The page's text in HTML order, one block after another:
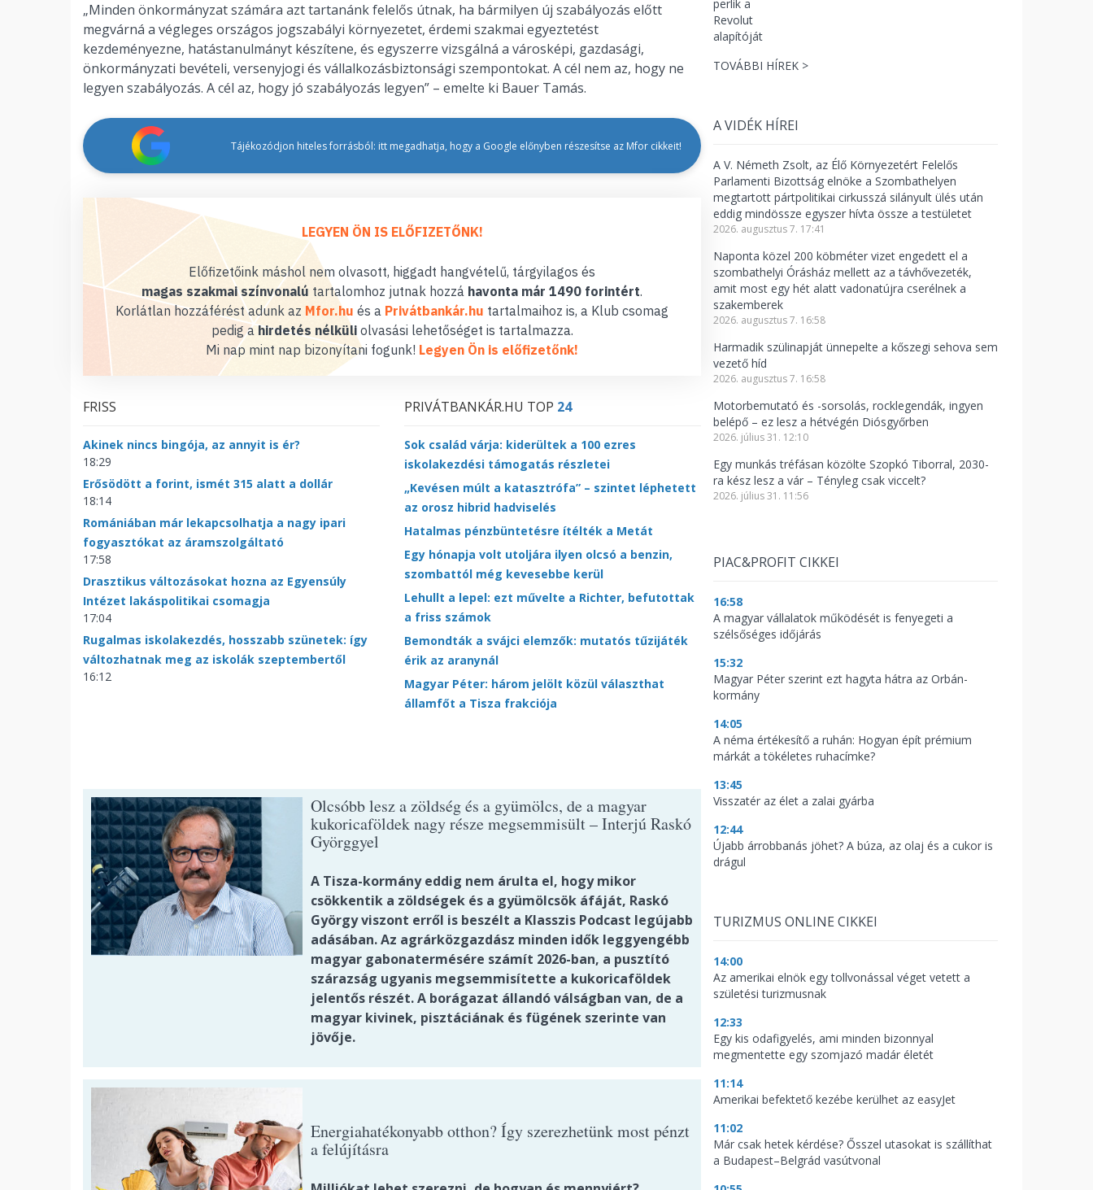
„Minden önkormányzat számára azt tartanánk felelős útnak, ha bármilyen új szabályozás előtt
megvárná a végleges országos jogszabályi környezetet, érdemi szakmai egyeztetést
kezdeményezne, hatástanulmányt készítene, és egyszerre vizsgálná a városképi, gazdasági,
önkormányzati bevételi, versenyjogi és vállalkozásbiztonsági szempontokat. A cél nem az, hogy ne
legyen szabályozás. A cél az, hogy jó szabályozás legyen” – emelte ki Bauer Tamás.
Tájékozódjon hiteles forrásból: itt megadhatja, hogy a Google előnyben részesítse az Mfor cikkeit!
LEGYEN ÖN IS ELŐFIZETŐNK!
Előfizetőink máshol nem olvasott, higgadt hangvételű, tárgyilagos és
magas szakmai színvonalú tartalomhoz jutnak hozzá havonta már 1490 forintért.
Korlátlan hozzáférést adunk az Mfor.hu és a Privátbankár.hu tartalmaihoz is, a Klub csomag
pedig ahirdetés nélküliolvasási lehetőséget is tartalmazza.
Mi nap mint nap bizonyítani fogunk! Legyen Ön is előfizetőnk!
FRISS
Akinek nincs bingója, az annyit is ér?
18:29
Erősödött a forint, ismét 315 alatt a dollár
18:14
Romániában már lekapcsolhatja a nagy ipari
fogyasztókat az áramszolgáltató
17:58
Drasztikus változásokat hozna az Egyensúly
Intézet lakáspolitikai csomagja
17:04
Rugalmas iskolakezdés, hosszabb szünetek: így
változhatnak meg az iskolák szeptembertől
16:12
PRIVÁTBANKÁR.HU TOP 24
Sok család várja: kiderültek a 100 ezres
iskolakezdési támogatás részletei
„Kevésen múlt a katasztrófa” – szintet léphetett
az orosz hibrid hadviselés
Hatalmas pénzbüntetésre ítélték a Metát
Egy hónapja volt utoljára ilyen olcsó a benzin,
szombattól még kevesebbe kerül
Lehullt a lepel: ezt művelte a Richter, befutottak
a friss számok
Bemondták a svájci elemzők: mutatós tűzijáték
érik az aranynál
Magyar Péter: három jelölt közül választhat
államfőt a Tisza frakciója
Olcsóbb lesz a zöldség és a gyümölcs, de a magyar
kukoricaföldek nagy része megsemmisült – Interjú Raskó
Györggyel
A Tisza-kormány eddig nem árulta el, hogy mikor
csökkentik a zöldségek és a gyümölcsök áfáját, Raskó
György viszont erről is beszélt a Klasszis Podcast legújabb
adásában. Az agrárközgazdász minden idők leggyengébb
magyar gabonatermésére számít 2026-ban, a pusztító
szárazság ugyanis megsemmisítette a kukoricaföldek
jelentős részét. A borágazat állandó válságban van, de a
magyar kivinek, pisztáciának és fügének szerinte van
jövője.
Energiahatékonyabb otthon? Így szerezhetünk most pénzt
a felújításra
TOVÁBBI HÍREK >
A VIDÉK HÍREI
A V. Németh Zsolt, az Élő Környezetért Felelős
Parlamenti Bizottság elnöke a Szombathelyen
megtartott pártpolitikai cirkusszá silányult ülés után
eddig mindössze egyszer hívta össze a testületet
2026. augusztus 7. 17:41
Naponta közel 200 köbméter vizet engedett el a
szombathelyi Órásház mellett az a távhővezeték,
amit most egy hét alatt vadonatújra cserélnek a
szakemberek
2026. augusztus 7. 16:58
Harmadik szülinapját ünnepelte a kőszegi sehova sem
vezető híd
2026. augusztus 7. 16:58
Motorbemutató és -sorsolás, rocklegendák, ingyen
belépő – ez lesz a hétvégén Diósgyőrben
2026. július 31. 12:10
Egy munkás tréfásan közölte Szopkó Tiborral, 2030-
ra kész lesz a vár – Tényleg csak viccelt?
2026. július 31. 11:56
PIAC&PROFIT CIKKEI
16:58
A magyar vállalatok működését is fenyegeti a
szélsőséges időjárás
15:32
Magyar Péter szerint ezt hagyta hátra az Orbán-
kormány
14:05
A néma értékesítő a ruhán: Hogyan épít prémium
márkát a tökéletes ruhacímke?
13:45
Visszatér az élet a zalai gyárba
12:44
Újabb árrobbanás jöhet? A búza, az olaj és a cukor is
drágul
TURIZMUS ONLINE CIKKEI
14:00
Az amerikai elnök egy tollvonással véget vetett a
születési turizmusnak
12:33
Egy kis odafigyelés, ami minden bizonnyal
megmentette egy szomjazó madár életét
11:14
Amerikai befektető kezébe kerülhet az easyJet
11:02
Már csak hetek kérdése? Ősszel utasokat is szállíthat
a Budapest–Belgrád vasútvonal